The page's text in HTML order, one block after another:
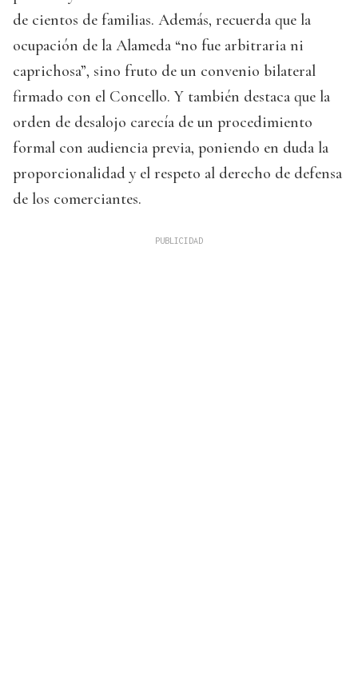
de cientos de familias. Además, recuerda que la
ocupación de la Alameda “no fue arbitraria ni
caprichosa”, sino fruto de un convenio bilateral
firmado con el Concello. Y también destaca que la
orden de desalojo carecía de un procedimiento
formal con audiencia previa, poniendo en duda la
proporcionalidad y el respeto al derecho de defensa
de los comerciantes.